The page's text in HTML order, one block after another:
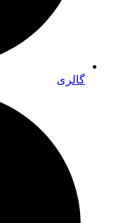
گالری